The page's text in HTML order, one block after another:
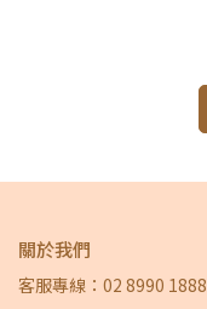
關於我們
客服專線：02 8990 1888